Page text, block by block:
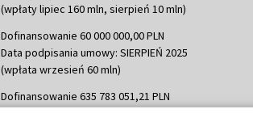
(wpłaty lipiec 160 mln, sierpień 10 mln)
Dofinansowanie 60 000 000,00 PLN
Data podpisania umowy: SIERPIEŃ 2025
(wpłata wrzesień 60 mln)
Dofinansowanie 635 783 051,21 PLN